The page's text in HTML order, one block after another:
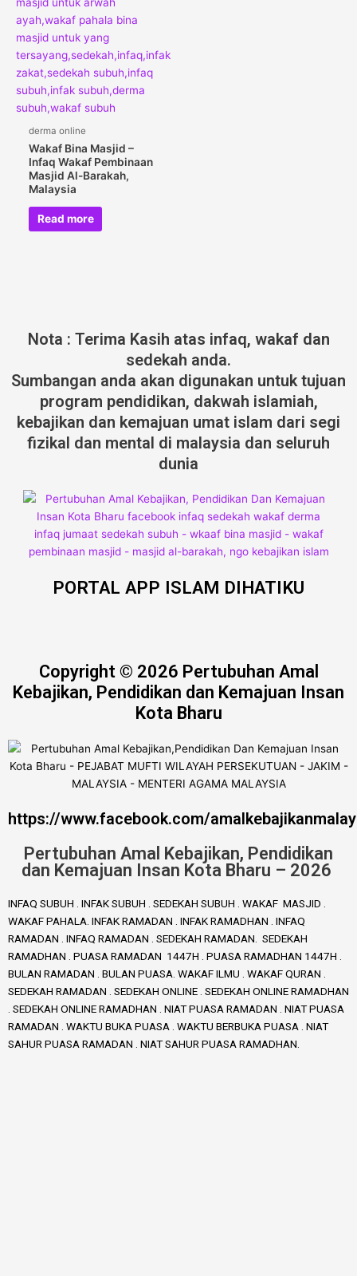
derma online
Wakaf Bina Masjid –
Infaq Wakaf Pembinaan
Masjid Al-Barakah,
Malaysia
Read more
Nota : Terima Kasih atas infaq, wakaf dan
sedekah anda.
Sumbangan anda akan digunakan untuk tujuan
program pendidikan, dakwah islamiah,
kebajikan dan kemajuan umat islam dari segi
fizikal dan mental di malaysia dan seluruh
dunia
PORTAL APP ISLAM DIHATIKU
Copyright © 2026 Pertubuhan Amal
Kebajikan, Pendidikan dan Kemajuan Insan
Kota Bharu
https://www.facebook.com/
Pertubuhan Amal Kebajikan, Pendidikan
dan Kemajuan Insan Kota Bharu – 2026
INFAQ SUBUH . INFAK SUBUH . SEDEKAH SUBUH . WAKAF MASJID .
WAKAF PAHALA. INFAK RAMADAN . INFAK RAMADHAN . INFAQ
RAMADAN . INFAQ RAMADAN . SEDEKAH RAMADAN. SEDEKAH
RAMADHAN . PUASA RAMADAN 1447H . PUASA RAMADHAN 1447H .
BULAN RAMADAN . BULAN PUASA. WAKAF ILMU . WAKAF QURAN .
SEDEKAH RAMADAN . SEDEKAH ONLINE . SEDEKAH ONLINE RAMADHAN
. SEDEKAH ONLINE RAMADHAN . NIAT PUASA RAMADAN . NIAT PUASA
RAMADAN . WAKTU BUKA PUASA . WAKTU BERBUKA PUASA . NIAT
SAHUR PUASA RAMADAN . NIAT SAHUR PUASA RAMADHAN.